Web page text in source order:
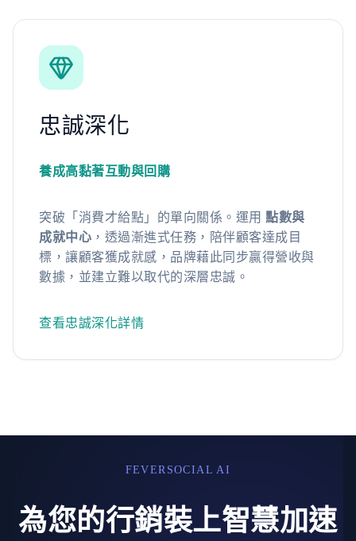
忠誠深化
養成高黏著互動與回購
突破「消費才給點」的單向關係。運用 點數與
成就中心 ，透過漸進式任務，陪伴顧客達成目
標，讓顧客獲成就感，品牌藉此同步贏得營收與
數據，並建立難以取代的深層忠誠。
查看忠誠深化詳情
FEVERSOCIAL AI
為您的行銷裝上智慧加速